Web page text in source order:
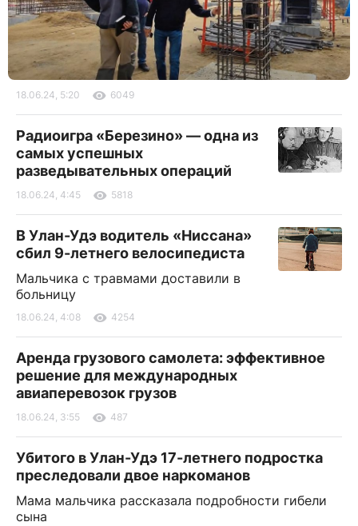
18.06.24, 5:20 6049
Радиоигра «Березино» — одна из
самых успешных
разведывательных операций
18.06.24, 4:45 5818
В Улан-Удэ водитель «Ниссана»
сбил 9-летнего велосипедиста
Мальчика с травмами доставили в
больницу
18.06.24, 4:08 4254
Аренда грузового самолета: эффективное
решение для международных
авиаперевозок грузов
18.06.24, 3:55 487
Убитого в Улан-Удэ 17-летнего подростка
преследовали двое наркоманов
Мама мальчика рассказала подробности гибели
сына